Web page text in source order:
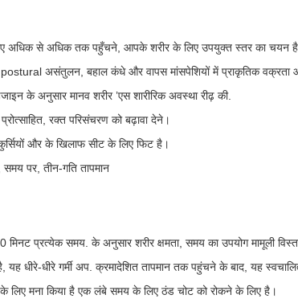
अधिक से अधिक तक पहुँचने, आपके शरीर के लिए उपयुक्त स्तर का चयन
postural असंतुलन, बहाल कंधे और वापस मांसपेशियों में प्राकृतिक वक्रता
के अनुसार मानव शरीर ’एस शारीरिक अवस्था रीढ़ की.
रक्त परिसंचरण को बढ़ावा देने।
और के खिलाफ सीट के लिए फिट है।
पर, तीन-गति तापमान
प्रत्येक समय. के अनुसार शरीर क्षमता, समय का उपयोग मामूली
यह धीरे-धीरे गर्मी अप. क्रमादेशित तापमान तक पहुंचने के बाद, यह
लिए मना किया है एक लंबे समय के लिए ठंड चोट को रोकने के लिए है।